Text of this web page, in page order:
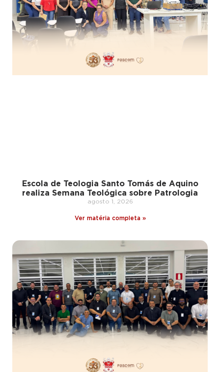
Escola de Teologia Santo Tomás de Aquino
realiza Semana Teológica sobre Patrologia
agosto 1, 2026
Ver matéria completa »